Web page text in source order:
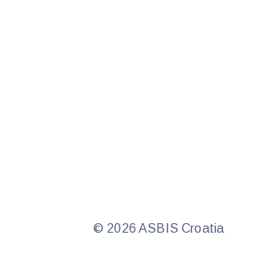
© 2026 ASBIS Croatia